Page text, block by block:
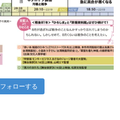
フォローする